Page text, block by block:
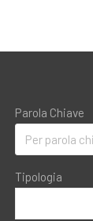
Parola Chiave
Tipologia